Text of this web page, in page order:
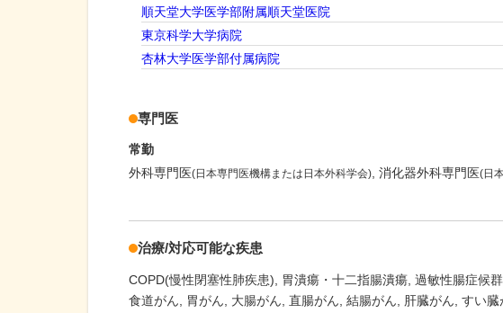
順天堂大学医学部附属順天堂医院
東京科学大学病院
杏林大学医学部付属病院
専門医
常勤
外科専門医(日本専門医機構または日本外科学会) 消化器外科専門医(日
治療/対応可能な疾患
COPD(慢性閉塞性肺疾患) 胃潰瘍・十二指腸潰瘍 過敏性腸症候群
食道がん
胃がん 大腸がん 直腸がん 結腸がん 肝臓がん すい臓